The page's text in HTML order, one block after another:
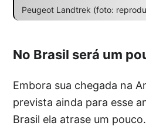
Peugeot Landtrek (foto:
No Brasil será um
Embora sua chegada na
prevista ainda para esse
Brasil ela atrase um